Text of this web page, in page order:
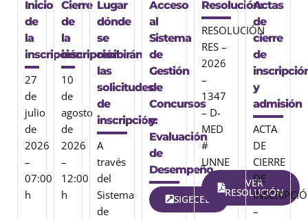
Inicio
de
la
inscripción
27
de
julio
de
2026
–
07:00
h
Cierre
de
la
inscripción
10
de
agosto
de
2026
–
12:00
h
Lugar
dónde
se
recibirán
las
solicitudes
de
inscripción:
A
través
del
Sistema
de
Acceso
al
Sistema
de
Gestión
de
Concursos
y
Evaluación
de
Desempeño
SIGECED
Resolución:
RESOLUCIÓN
RES –
2026
–
1347
– D-
MED
#
UNNE
VER
RESOLUCIÓN
Actas
de
cierre
de
y
admisión
ACTA
DE
CIERRE
DE
–